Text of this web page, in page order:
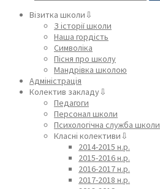
Візитка школи⇩
З історії школи
Наша гордість
Символіка
Пісня про школу
Мандрівка школою
Адміністрація
Колектив закладу⇩
Педагоги
Персонал школи
Психологічна служба школи
Класні колективи⇩
2014-2015 н.р.
2015-2016 н.р.
2016-2017 н.р.
2017-2018 н.р.